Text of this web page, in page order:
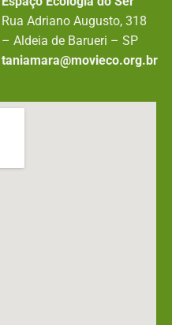
Rua Adriano Augusto, 318
– Aldeia de Barueri – SP
taniamara@movieco.org.br